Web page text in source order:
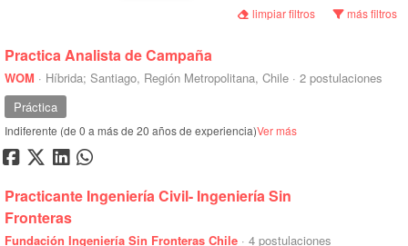
más filtros
limpiar filtros
Practica Analista de Campaña
WOM · Híbrida; Santiago, Región Metropolitana, Chile · 2 postulaciones
Práctica
Indiferente (de 0 a más de 20 años de experiencia)Ver más
Practicante Ingeniería Civil- Ingeniería Sin
Fronteras
Fundación Ingeniería Sin Fronteras Chile · 4 postulaciones